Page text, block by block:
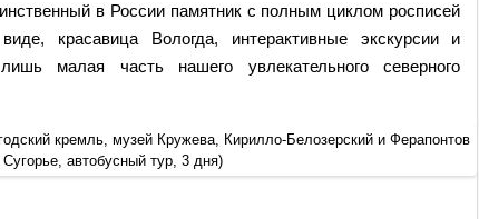
в России памятник с полным циклом росписей
красавица Вологда, интерактивные экскурсии и
малая часть нашего увлекательного северного
+
кремль, музей Кружева, Кирилло-Белозерский и Ферапонтов
автобусный тур, 3 дня)